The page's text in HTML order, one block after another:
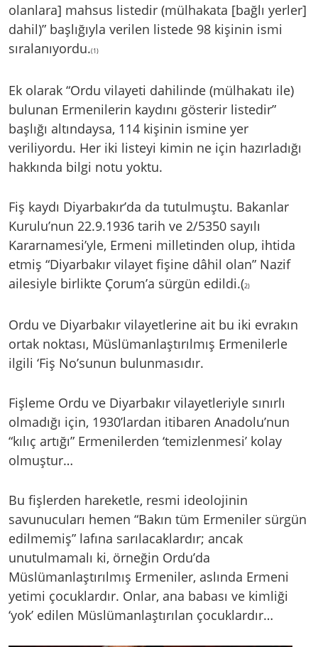
olanlara] mahsus listedir (mülhakata [bağlı yerler]
dahil)” başlığıyla verilen listede 98 kişinin ismi
sıralanıyordu.(1)
Ek olarak “Ordu vilayeti dahilinde (mülhakatı ile)
bulunan Ermenilerin kaydını gösterir listedir”
başlığı altındaysa, 114 kişinin ismine yer
veriliyordu. Her iki listeyi kimin ne için hazırladığı
hakkında bilgi notu yoktu.
Fiş kaydı Diyarbakır’da da tutulmuştu. Bakanlar
Kurulu’nun 22.9.1936 tarih ve 2/5350 sayılı
Kararnamesi’yle, Ermeni milletinden olup, ihtida
etmiş “Diyarbakır vilayet fişine dâhil olan” Nazif
ailesiyle birlikte Çorum’a sürgün edildi.(2)
Ordu ve Diyarbakır vilayetlerine ait bu iki evrakın
ortak noktası, Müslümanlaştırılmış Ermenilerle
ilgili ‘Fiş No’sunun bulunmasıdır.
Fişleme Ordu ve Diyarbakır vilayetleriyle sınırlı
olmadığı için, 1930’lardan itibaren Anadolu’nun
“kılıç artığı” Ermenilerden ‘temizlenmesi’ kolay
olmuştur…
Bu fişlerden hareketle, resmi ideolojinin
savunucuları hemen “Bakın tüm Ermeniler sürgün
edilmemiş” lafına sarılacaklardır; ancak
unutulmamalı ki, örneğin Ordu’da
Müslümanlaştırılmış Ermeniler, aslında Ermeni
yetimi çocuklardır. Onlar, ana babası ve kimliği
‘yok’ edilen Müslümanlaştırılan çocuklardır…